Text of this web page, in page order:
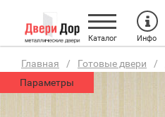
Каталог Инфо
Главная Готовые двери
Параметры